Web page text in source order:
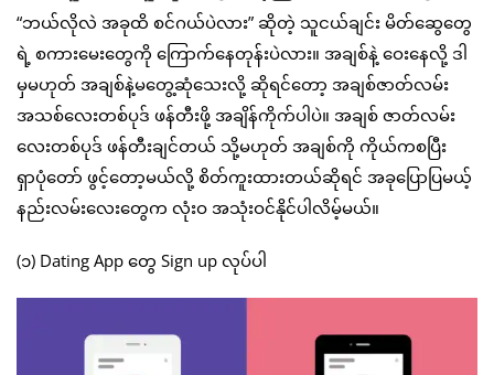
“ဘယ်လိုလဲ အခုထိ စင်ဂယ်ပဲလား” ဆိုတဲ့ သူငယ်ချင်း မိတ်ဆွေတွေ
ရဲ့ စကားမေးတွေကို ကြောက်နေတုန်းပဲလား။ အချစ်နဲ့ ဝေးနေလို့ ဒါ
မှမဟုတ် အချစ်နဲ့မတွေ့ဆုံသေးလို့ ဆိုရင်တော့ အချစ်ဇာတ်လမ်း
အသစ်လေးတစ်ပုဒ် ဖန်တီးဖို့ အချိန်ကိုက်ပါပဲ။ အချစ် ဇာတ်လမ်း
လေးတစ်ပုဒ် ဖန်တီးချင်တယ် သို့မဟုတ် အချစ်ကို ကိုယ်ကစပြီး
ရှာပုံတော် ဖွင့်တော့မယ်လို့ စိတ်ကူးထားတယ်ဆိုရင် အခုပြောပြမယ့်
နည်းလမ်းလေးတွေက လုံးဝ အသုံးဝင်နိုင်ပါလိမ့်မယ်။
(၁) Dating App ‌တွေ Sign up လုပ်ပါ